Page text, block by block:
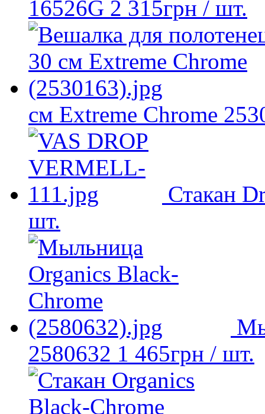
16526G 2 315грн / шт.
см Extreme Chrome
Стакан
шт.
2580632 1 465грн / шт.